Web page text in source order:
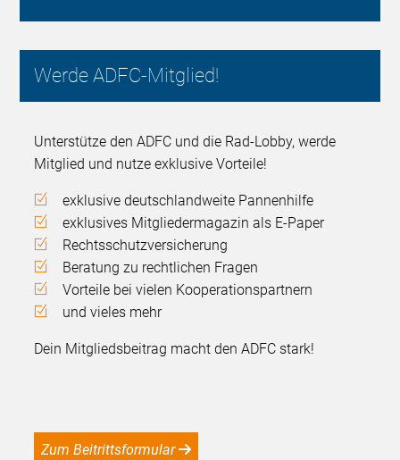
Werde ADFC-Mitglied!
Unterstütze den ADFC und die Rad-Lobby, werde
Mitglied und nutze exklusive Vorteile!
exklusive deutschlandweite Pannenhilfe
exklusives Mitgliedermagazin als E-Paper
Rechtsschutzversicherung
Beratung zu rechtlichen Fragen
Vorteile bei vielen Kooperationspartnern
und vieles mehr
Dein Mitgliedsbeitrag macht den ADFC stark!
Zum Beitrittsformular